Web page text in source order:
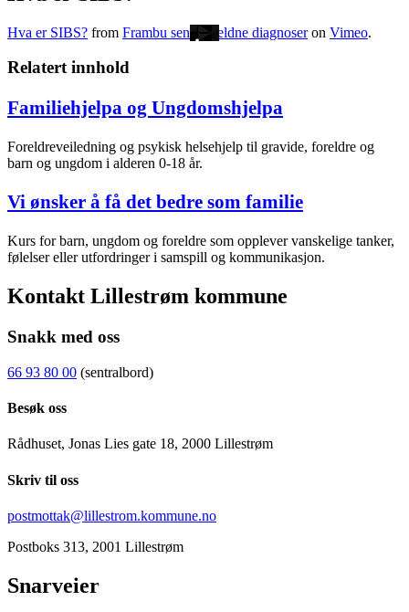
Hva er SIBS? from Frambu senter sjeldne diagnoseron Vimeo.
Relatert innhold
Familiehjelpa og Ungdomshjelpa
Foreldreveiledning og psykisk helsehjelp til gravide, foreldre og
barn og ungdom i alderen 0-18 år.
Vi ønsker å få det bedre som familie
Kurs for barn, ungdom og foreldre som opplever vanskelige tanker,
følelser eller utfordringer i samspill og kommunikasjon.
Kontakt Lillestrøm kommune
Snakk med oss
66 93 80 00 (sentralbord)
Besøk oss
Rådhuset, Jonas Lies gate 18, 2000 Lillestrøm
Skriv til oss
postmottak@lillestrom.kommune.no
Postboks 313, 2001 Lillestrøm
Snarveier